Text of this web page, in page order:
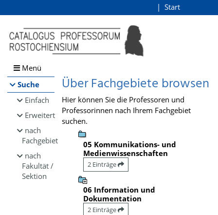
Browsen
direkt zum Inhalt
Start
Menü
Suche
Einfach
Erweitert
nach
Fachgebiet
nach
Fakultät /
Sektion
Über Fachgebiete browsen
Hier können Sie die Professoren und
Professorinnen nach Ihrem Fachgebiet
suchen.
05 Kommunikations- und
Medienwissenschaften
2 Einträge
06 Information und
Dokumentation
2 Einträge